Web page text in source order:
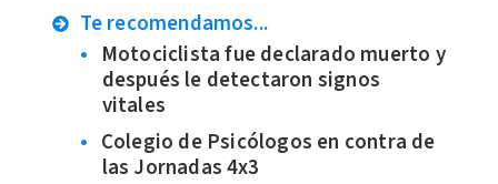
Te recomendamos...
Motociclista fue declarado muerto y
después le detectaron signos
vitales
Colegio de Psicólogos en contra de
las Jornadas 4x3